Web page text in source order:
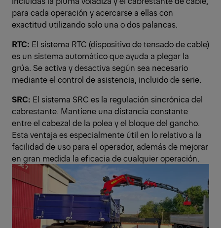
para cada operación y acercarse a ellas con
exactitud utilizando solo una o dos palancas.
RTC: El sistema RTC (dispositivo de tensado de cable)
es un sistema automático que ayuda a plegar la
grúa. Se activa y desactiva según sea necesario
mediante el control de asistencia, incluido de serie.
SRC: El sistema SRC es la regulación sincrónica del
cabrestante. Mantiene una distancia constante
entre el cabezal de la polea y el bloque del gancho.
Esta ventaja es especialmente útil en lo relativo a la
facilidad de uso para el operador, además de mejorar
en gran medida la eficacia de cualquier operación.